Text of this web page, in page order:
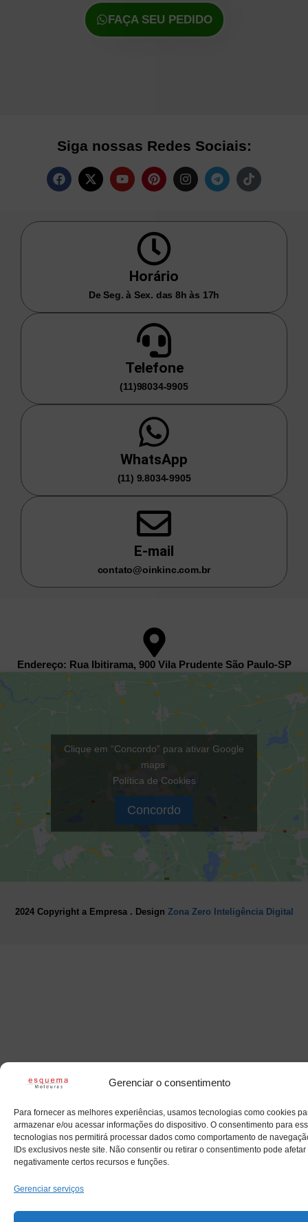
Gerenciar o consentimento
Para fornecer as melhores experiências, usamos tecnologias como cookies
armazenar e/ou acessar informações do dispositivo. O consentimento para
tecnologias nos permitirá processar dados como comportamento de
IDs exclusivos neste site. Não consentir ou retirar o consentimento pode afetar
negativamente certos recursos e funções.
Gerenciar serviços
FAÇA SEU PEDIDO
Siga nossas Redes Sociais:
Horário
De Seg. à Sex. das 8h às 17h
Telefone
(11)98034-9905
WhatsApp
(11) 9.8034-9905
E-mail
contato@oinkinc.com.br
Endereço: Rua Ibitirama, 900 Vila Prudente São Paulo-SP
Clique em “Concordo” para ativar Google
maps
Política de Cookies
Concordo
2024 Copyright a Empresa . Design Zona Zero Inteligência Digital